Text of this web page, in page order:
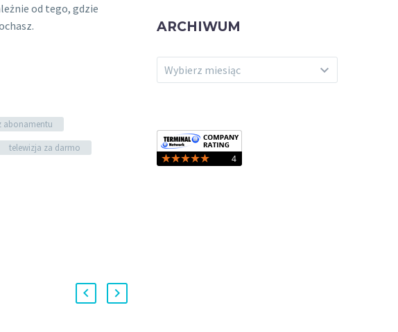
od tego, gdzie
abonamentu
telewizja za darmo
ARCHIWUM
ARCHIWUM
Wybierz miesiąc